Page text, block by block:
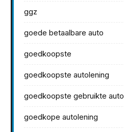
ggz
goede betaalbare auto
goedkoopste
goedkoopste autolening
goedkoopste gebruikte auto
goedkope autolening